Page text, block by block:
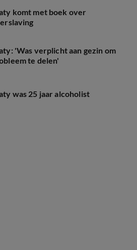
komt met boek over
'Was verplicht aan gezin om
te delen'
was 25 jaar alcoholist